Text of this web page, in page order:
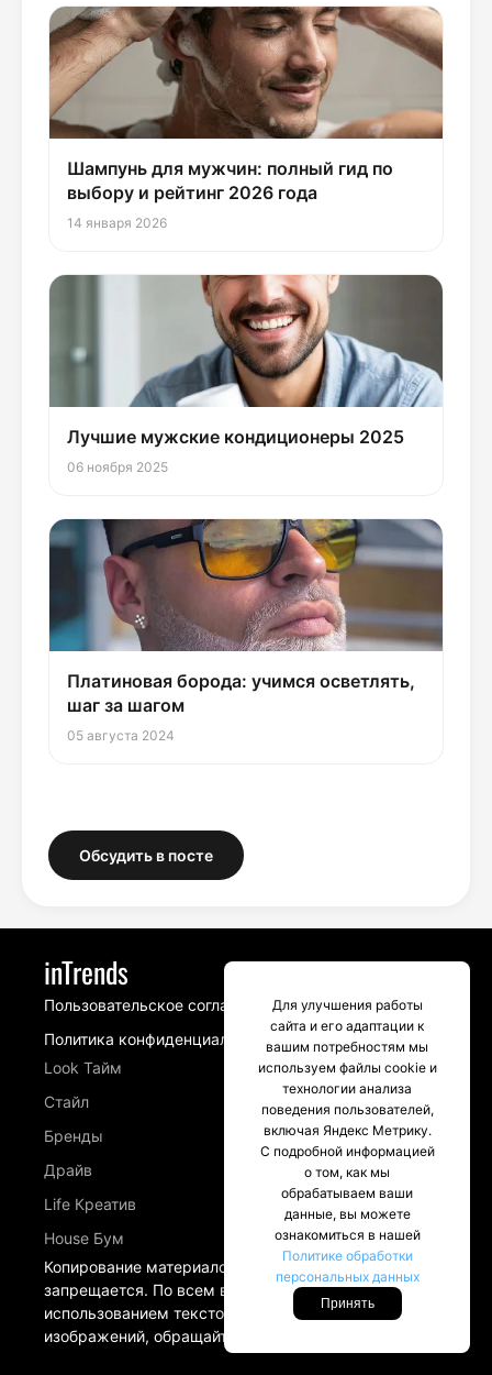
Шампунь для мужчин: полный гид по
выбору и рейтинг 2026 года
14 января 2026
Лучшие мужские кондиционеры 2025
06 ноября 2025
Платиновая борода: учимся осветлять,
шаг за шагом
05 августа 2024
Обсудить в посте
inTrends
Пользовательское соглашение
Политика конфиденциальности
Look Тайм
Стайл
Бренды
Драйв
Life Креатив
House Бум
Копирование материалов сайта intrends.ru
запрещается. По всем вопросам, связанных с
использованием текстовых материалов и
изображений, обращайтесь в разделе Контакты.
Для улучшения работы
сайта и его адаптации к
вашим потребностям мы
используем файлы cookie и
технологии анализа
поведения пользователей,
включая Яндекс Метрику.
С подробной информацией
о том, как мы
обрабатываем ваши
данные, вы можете
ознакомиться в нашей
Политике обработки
персональных данных
Принять